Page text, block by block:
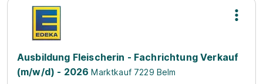
Ausbildung Fleischerin - Fachrichtung Verkauf
(m/w/d) - 2026 Marktkauf 7229 Belm